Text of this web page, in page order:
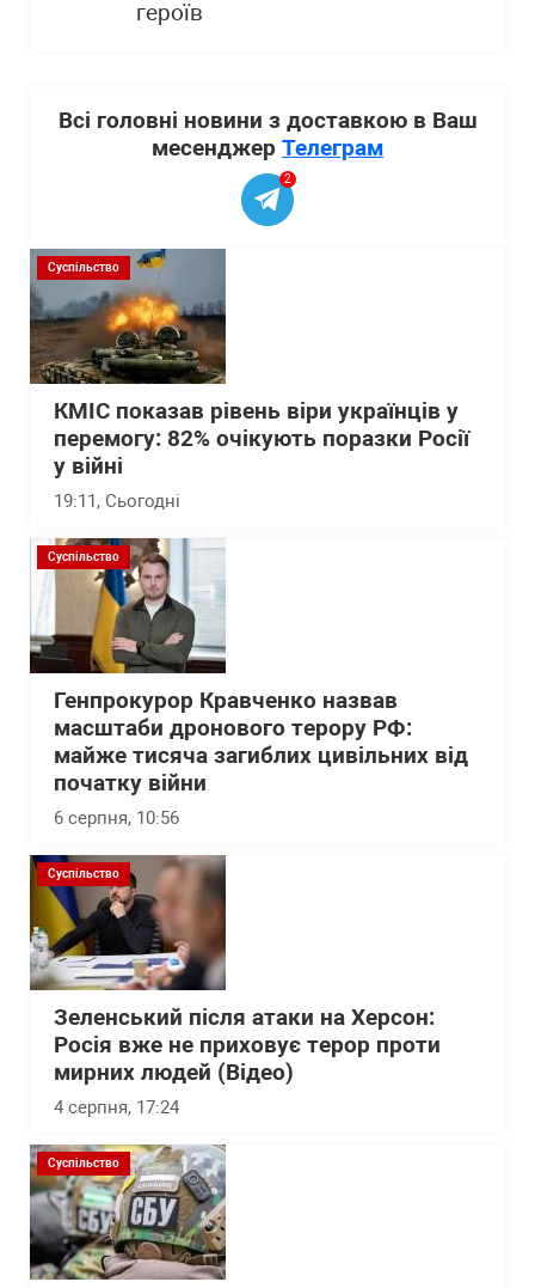
героїв
Всі головні новини з доставкою в Ваш
месенджер Телеграм
2
Суспільство
КМІС показав рівень віри українців у
перемогу: 82% очікують поразки Росії
у війні
19:11, Сьогодні
Суспільство
Генпрокурор Кравченко назвав
масштаби дронового терору РФ:
майже тисяча загиблих цивільних від
початку війни
6 серпня, 10:56
Суспільство
Зеленський після атаки на Херсон:
Росія вже не приховує терор проти
мирних людей (Відео)
4 серпня, 17:24
Суспільство